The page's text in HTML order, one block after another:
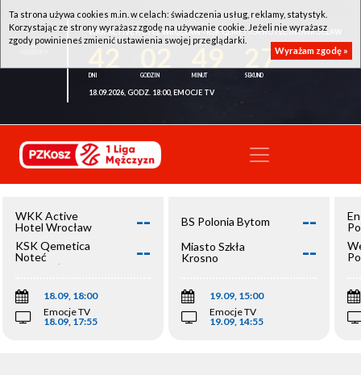
WKK ACTIVE HOTEL WROCŁAW - KSK QEMETICA NOTEĆ INOWROCŁAW
27
18.09.2026, GODZ. 18:00, EMOCJE TV
WKK Active
Hotel Wrocław
--
KSK Qemetica
Noteć
Inowrocław
--
18.09, 18:00
Emocje TV
18.09, 17:55
BS Polonia Bytom --
Miasto Szkła
Krosno
--
19.09, 15:00
Emocje TV
19.09, 14:55
Ta strona używa cookies m.in. w celach: świadczenia usług, reklamy, statystyk.
Korzystając ze strony wyrażasz zgodę na używanie cookie. Jeżeli nie wyrażasz
zgody powinieneś zmienić ustawienia swojej przeglądarki.
Wyrażam zgodę »